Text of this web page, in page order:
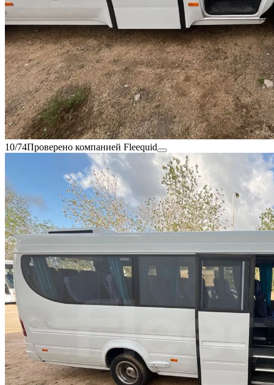
10/74Проверено компанией Fleequid